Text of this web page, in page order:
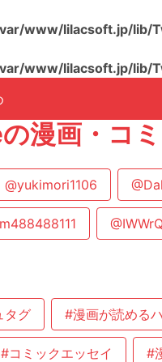
www/lilacsoft.jp/lib/
www/lilacsoft.jp/lib/
漫画・コ
@yukimori1106
タグ #漫画が読める
#コミックエッセイ #